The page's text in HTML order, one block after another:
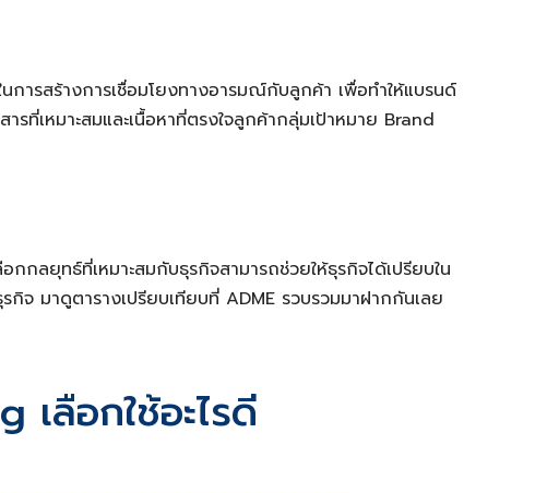
ารสร้างการเชื่อมโยงทางอารมณ์กับลูกค้า เพื่อทำให้แบรนด์
ที่เหมาะสมและเนื้อหาที่ตรงใจลูกค้ากลุ่มเป้าหมาย Brand
ยุทธ์ที่เหมาะสมกับธุรกิจสามารถช่วยให้ธุรกิจได้เปรียบใน
จ มาดูตารางเปรียบเทียบที่ ADME รวบรวมมาฝากกันเลย
ลือกใช้อะไรดี